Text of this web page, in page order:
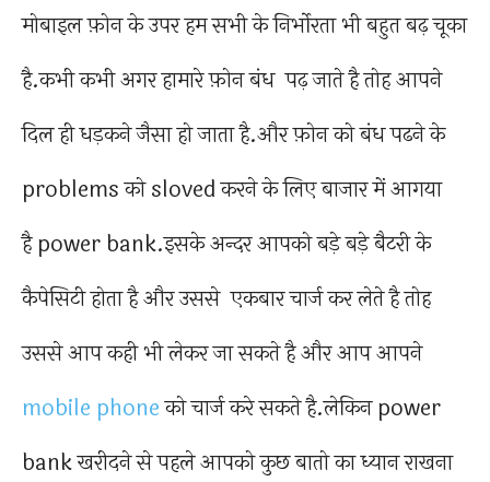
मोबाइल फ़ोन के उपर हम सभी के निर्भोरता भी बहुत बढ़ चूका
है.कभी कभी अगर हामारे फ़ोन बंध पढ़ जाते है तोह आपने
दिल ही धड़कने जैसा हो जाता है.और फ़ोन को बंध पढने के
problems को sloved करने के लिए बाजार में आगया
है power bank.इसके अन्दर आपको बड़े बड़े बैटरी के
कैपेसिटी होता है और उससे एकबार चार्ज कर लेते है तोह
उससे आप कही भी लेकर जा सकते है और आप आपने
mobile phoneको चार्ज करे सकते है.लेकिन power
bank खरीदने से पहले आपको कुछ बातो का ध्यान राखना